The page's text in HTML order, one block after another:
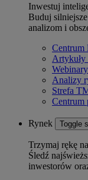
Inwestuj
Buduj
analizom i
Centrum
Artykuły
Analizy
Strefa
Centrum
Rynek Toggle
Trzymaj rękę
Śledź
inwestorów